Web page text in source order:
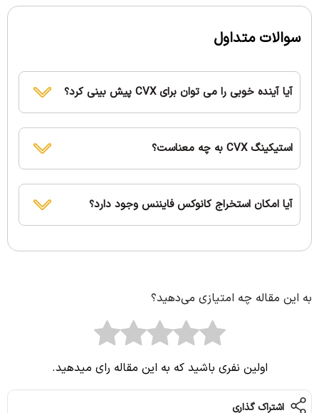
سوالات متداول
آیا آینده خوبی را می توان برای CVX پیش بینی کرد؟
استیکینگ CVX به چه معناست؟
آیا امکان استخراج کانوکس فایننس وجود دارد؟
به این مقاله چه امتیازی می‌دهید؟
اولین نفری باشید که به این مقاله رای میدهید.
اشتراک گذاری